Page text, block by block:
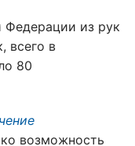
Федерации из рук
всего в
80
возможность